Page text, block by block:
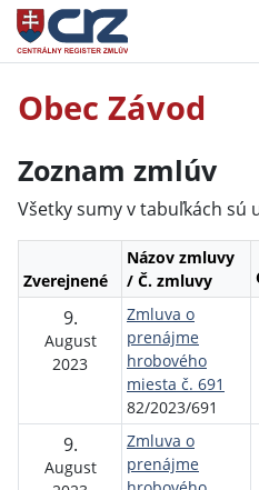
Obec Závod
Zoznam zmlúv
Všetky sumy v tabuľkách sú
Zverejnené
Názov zmluvy
/ Č. zmluvy
9.
August
2023
Zmluva o
prenájme
hrobového
miesta č. 691
82/2023/691
9.
August
Zmluva o
prenájme